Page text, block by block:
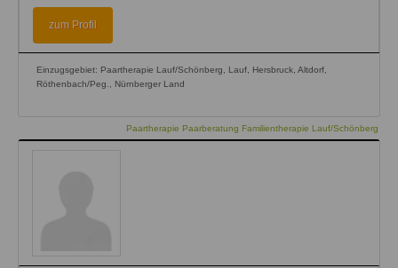
zum Profil
Einzugsgebiet: Paartherapie Lauf/Schönberg, Lauf, Hersbruck, Altdorf,
Röthenbach/Peg., Nürnberger Land
Paartherapie Paarberatung Familientherapie Lauf/Schönberg